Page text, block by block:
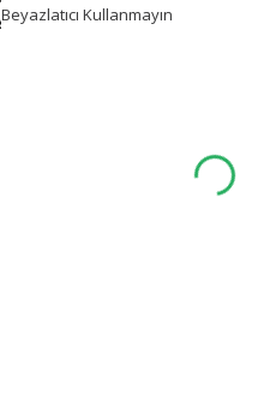
Beyazlatıcı Kullanmayın